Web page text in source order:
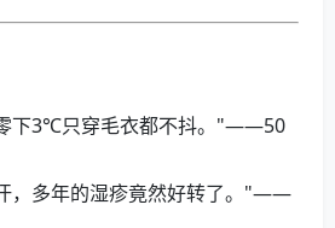
下3℃只穿毛衣都不抖。"——50
，多年的湿疹竟然好转了。"——